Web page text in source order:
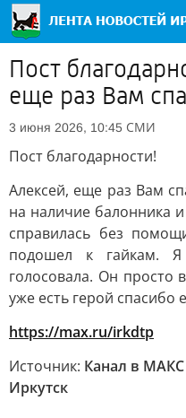
Пост
еще раз Вам
3 июня 2026, 10:45 СМИ
Пост благодарности!
Алексей, еще раз Вам
на наличие балонника
справилась без
подошел к гайкам.
голосовала. Он просто
уже есть герой спасибо
https://max.ru/irkdtp
Источник: Канал в МАКС
Иркутск